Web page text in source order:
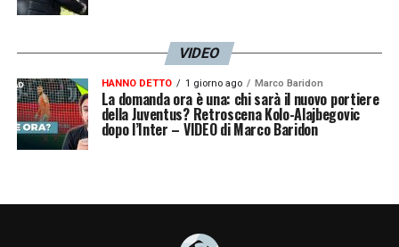
U
n post condiviso da KENAN YILDIZ (@kenanyildiz_official)
VIDEO
HANNO DETTO 1 giorno ago Marco Baridon
La domanda ora è una: chi sarà il nuovo portiere
della Juventus? Retroscena Kolo-Alajbegovic
dopo l’Inter – VIDEO di Marco Baridon